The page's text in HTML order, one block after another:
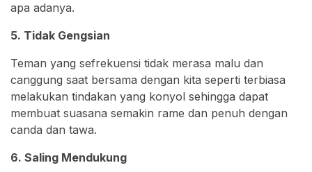
apa adanya.
5. Tidak Gengsian
Teman yang sefrekuensi tidak merasa malu dan
canggung saat bersama dengan kita seperti terbiasa
melakukan tindakan yang konyol sehingga dapat
membuat suasana semakin rame dan penuh dengan
canda dan tawa.
6. Saling Mendukung